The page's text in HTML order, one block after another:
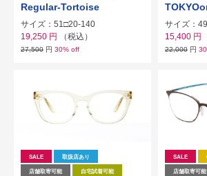
Regular-Tortoise
サイズ：51□20-140
19,250 円 （税込）
27,500 円 30% off
サイズ：
15,400 円
22,000 円
SALE 取扱店あり
店舗取寄可能 自宅試着可能
SALE
店舗取寄可能